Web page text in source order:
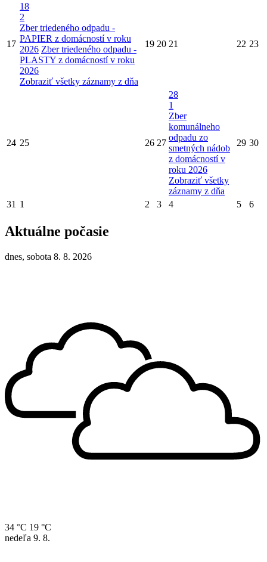
17
18
2
Zber triedeného odpadu -
PAPIER z domácností v roku
2026 Zber triedeného odpadu -
PLASTY z domácností v roku
2026
Zobraziť všetky záznamy z dňa
19 20 21 22 23
24 25 26 27
28
1
Zber
komunálneho
odpadu zo
smetných nádob
z domácností v
roku 2026
Zobraziť všetky
záznamy z dňa
29 30
31 1 2 3 4 5 6
Aktuálne počasie
dnes, sobota 8. 8. 2026
34 °C 19 °C
nedeľa 9. 8.